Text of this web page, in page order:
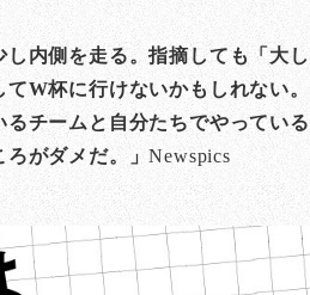
内側を走る。指摘しても「大
W杯に行けないかもしれない
チームと自分たちでやってい
ろがダメだ。」Newspics